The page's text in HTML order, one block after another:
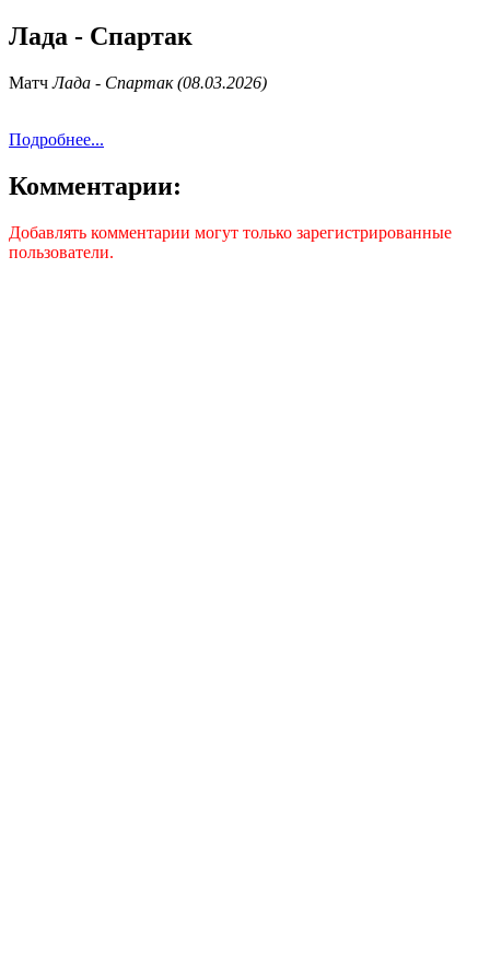
Лада - Спартак
МатчЛада - Спартак (08.03.2026)
Подробнее...
Комментарии:
Добавлять комментарии могут только зарегистрированные
пользователи.